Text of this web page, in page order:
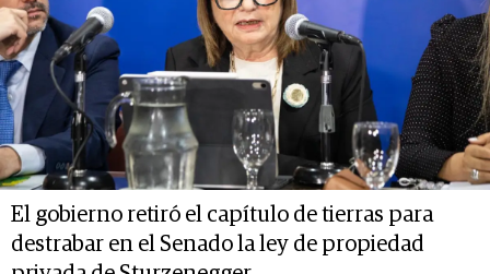
El gobierno retiró el capítulo de tierras para
destrabar en el Senado la ley de propiedad